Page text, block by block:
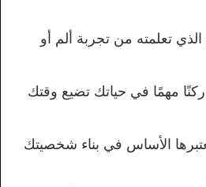
تعلمته من تجربة ألم أو
مهمًا في حياتك تضيع وقتك
الأساس في بناء شخصيتك